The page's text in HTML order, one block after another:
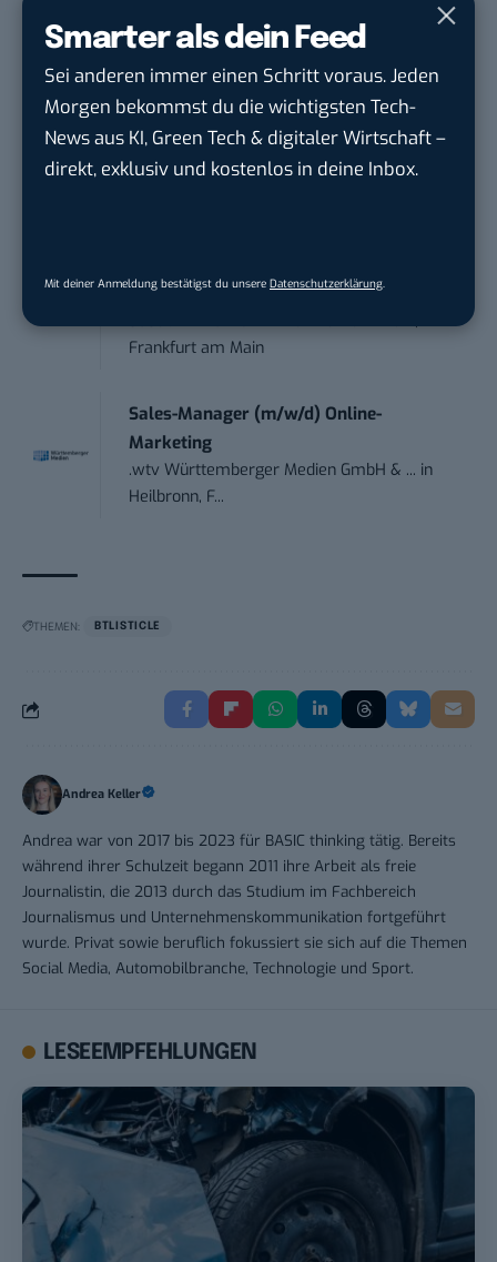
Smarter als dein Feed
Sei anderen immer einen Schritt voraus. Jeden
Morgen bekommst du die wichtigsten Tech-
News aus KI, Green Tech & digitaler Wirtschaft –
direkt, exklusiv und kostenlos in deine Inbox.
Mit deiner Anmeldung bestätigst du unsere Datenschutzerklärung.
ENERVIE - Südwestfalen Energie und Wasser
AGin Hagen
Performance Marketing Manager
Schwerpunkt Pai...
EDEKA Südwest Stiftung & Co. KGin
(m...
Social DNA GmbHinFrankfurt am Main,
Frankfurt am Main
Sales-Manager (m/w/d) Online-
Marketing
.wtv Württemberger Medien GmbH & ... in
Heilbronn, F...
THEMEN: BTLISTICLE
Andrea Keller
Andrea war von 2017 bis 2023 für BASIC thinking tätig. Bereits
während ihrer Schulzeit begann 2011 ihre Arbeit als freie
Journalistin, die 2013 durch das Studium im Fachbereich
Journalismus und Unternehmenskommunikation fortgeführt
wurde. Privat sowie beruflich fokussiert sie sich auf die Themen
Social Media, Automobilbranche, Technologie und Sport.
LESEEMPFEHLUNGEN